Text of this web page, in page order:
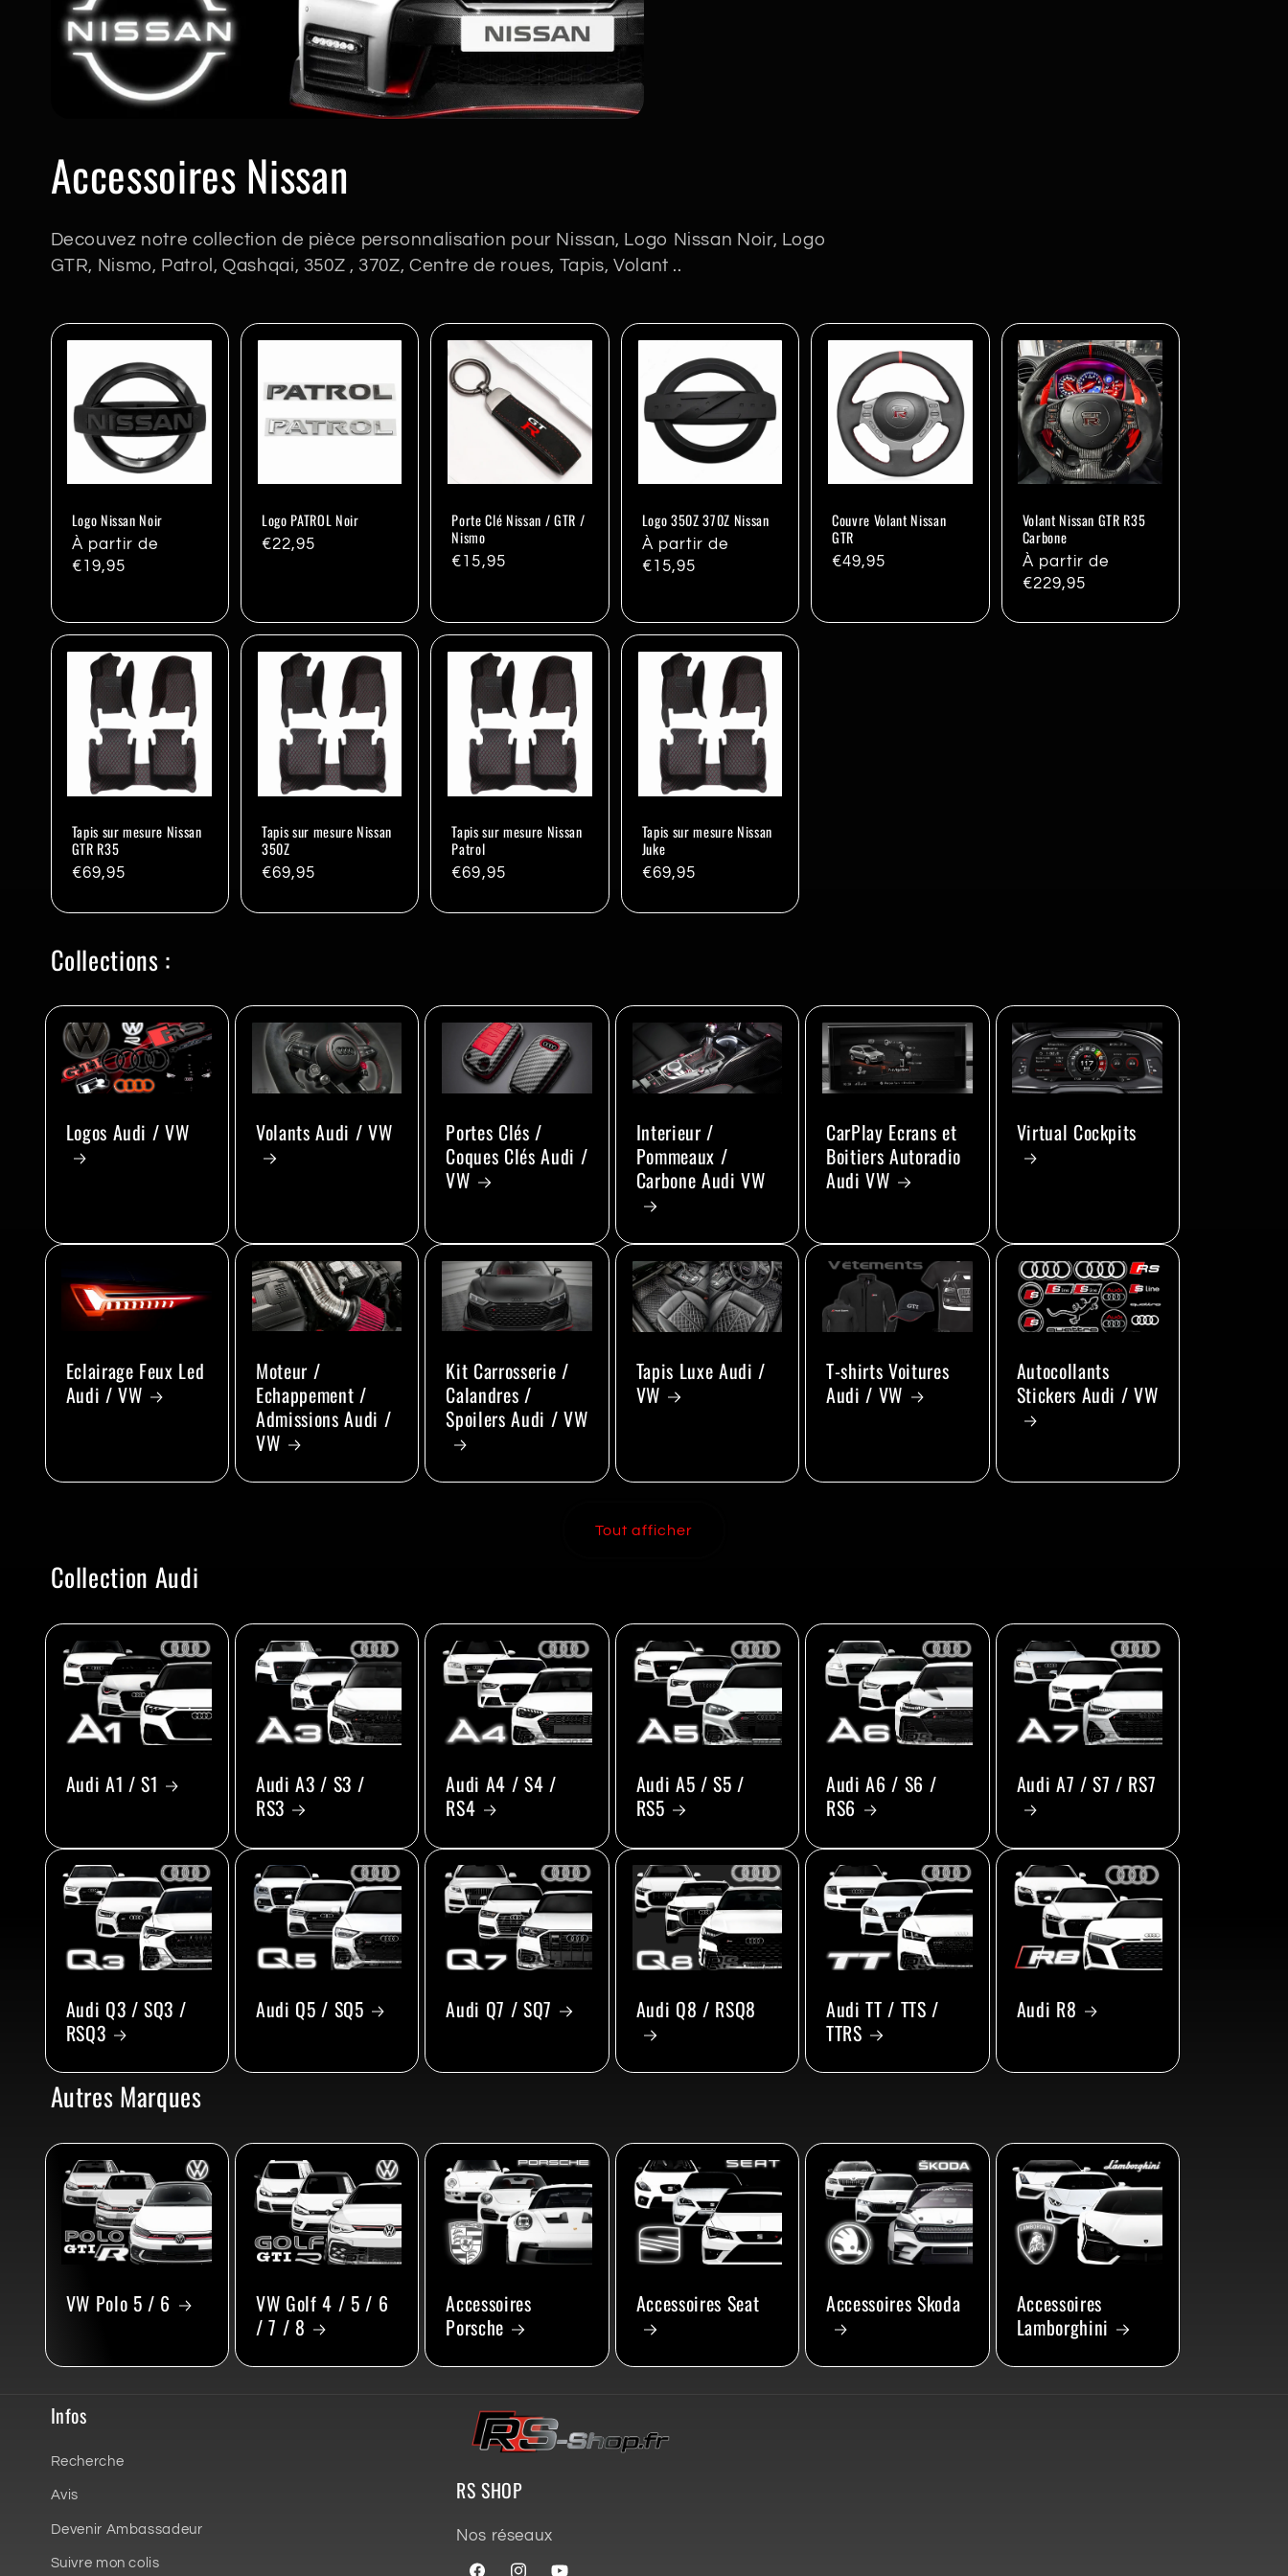
C
o
l
l
o
n
Accessoires Nissan
Decouvez notre collection de pièce personnalisation pour Nissan, Logo Nissan Noir, Logo
GTR, Nismo, Patrol, Qashqai, 350Z , 370Z, Centre de roues, Tapis, Volant ..
Logo Nissan Noir
Prix
habituel
À partir de
€19,95
Logo PATROL Noir
Prix
€22,95
Porte Clé Nissan / GTR /
Nismo
Prix
€15,95
Logo 350Z 370Z Nissan
Prix
habituel
À partir de
€15,95
Couvre Volant Nissan
GTR
Prix
€49,95
Volant Nissan GTR R35
Carbone
Prix
habituel
À partir de
€229,95
Tapis sur mesure Nissan
GTR R35
Prix
€69,95
Tapis sur mesure Nissan
350Z
Prix
€69,95
Tapis sur mesure Nissan
Patrol
Prix
€69,95
Tapis sur mesure Nissan
Juke
Prix
€69,95
Collections :
Logos Audi / VW Volants Audi / VW
Portes Clés /
Coques Clés Audi /
VW
Interieur /
Pommeaux /
Carbone Audi VW
CarPlay Ecrans et
Boitiers Autoradio
Audi VW
Virtual Cockpits
Eclairage Feux Led
Audi / VW
Moteur /
Echappement /
Admissions Audi /
VW
Kit Carrosserie /
Calandres /
Spoilers Audi / VW
Tapis Luxe Audi /
VW
T-shirts Voitures
Audi / VW
Autocollants
Stickers Audi / VW
Tout afficher
Collection Audi
Audi A1 / S1
Audi A3 / S3 /
RS3
Audi A4 / S4 /
RS4
Audi A5 / S5 /
RS5
Audi A6 / S6 /
RS6
Audi A7 / S7 / RS7
Audi Q3 / SQ3 /
RSQ3
Audi Q5 / SQ5 Audi Q7 / SQ7 Audi Q8 / RSQ8
Audi TT / TTS /
TTRS
Audi R8
Autres Marques
VW Polo 5 / 6
VW Golf 4 / 5 / 6
/ 7 / 8
Accessoires
Porsche
Accessoires Seat Accessoires Skoda
Accessoires
Lamborghini
Infos
Recherche
Avis
Devenir Ambassadeur
Suivre mon colis
RS SHOP
Nos réseaux